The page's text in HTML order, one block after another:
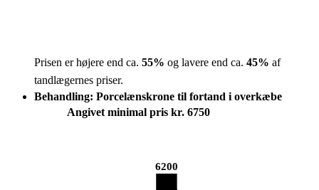
Prisen er højere end ca. 55% og lavere end ca. 45% af
tandlægernes priser.
Behandling: Porcelænskrone til fortand i overkæbe
Angivet minimal pris kr. 6750
6200